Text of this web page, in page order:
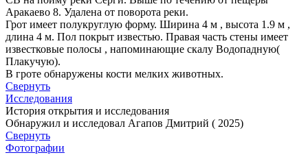
Аракаево 8. Удалена от поворота реки.
Грот имеет полукруглую форму. Ширина 4 м , высота 1.9 м ,
длина 4 м. Пол покрыт известью. Правая часть стены имеет
известковые полосы , напоминающие скалу Водопадную(
Плакучую).
В гроте обнаружены кости мелких животных.
Свернуть
Исследования
История открытия и исследования
Обнаружил и исследовал Агапов Дмитрий ( 2025)
Свернуть
Фотографии